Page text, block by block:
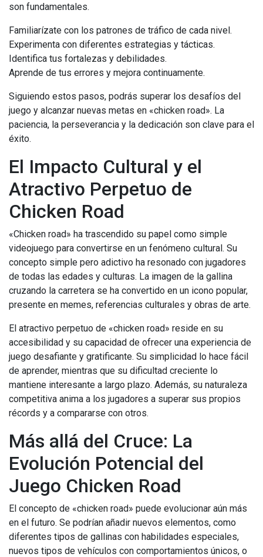
son fundamentales.
Familiarízate con los patrones de tráfico de cada nivel.
Experimenta con diferentes estrategias y tácticas.
Identifica tus fortalezas y debilidades.
Aprende de tus errores y mejora continuamente.
Siguiendo estos pasos, podrás superar los desafíos del
juego y alcanzar nuevas metas en «chicken road». La
paciencia, la perseverancia y la dedicación son clave para el
éxito.
El Impacto Cultural y el
Atractivo Perpetuo de
Chicken Road
«Chicken road» ha trascendido su papel como simple
videojuego para convertirse en un fenómeno cultural. Su
concepto simple pero adictivo ha resonado con jugadores
de todas las edades y culturas. La imagen de la gallina
cruzando la carretera se ha convertido en un icono popular,
presente en memes, referencias culturales y obras de arte.
El atractivo perpetuo de «chicken road» reside en su
accesibilidad y su capacidad de ofrecer una experiencia de
juego desafiante y gratificante. Su simplicidad lo hace fácil
de aprender, mientras que su dificultad creciente lo
mantiene interesante a largo plazo. Además, su naturaleza
competitiva anima a los jugadores a superar sus propios
récords y a compararse con otros.
Más allá del Cruce: La
Evolución Potencial del
Juego Chicken Road
El concepto de «chicken road» puede evolucionar aún más
en el futuro. Se podrían añadir nuevos elementos, como
diferentes tipos de gallinas con habilidades especiales,
nuevos tipos de vehículos con comportamientos únicos, o